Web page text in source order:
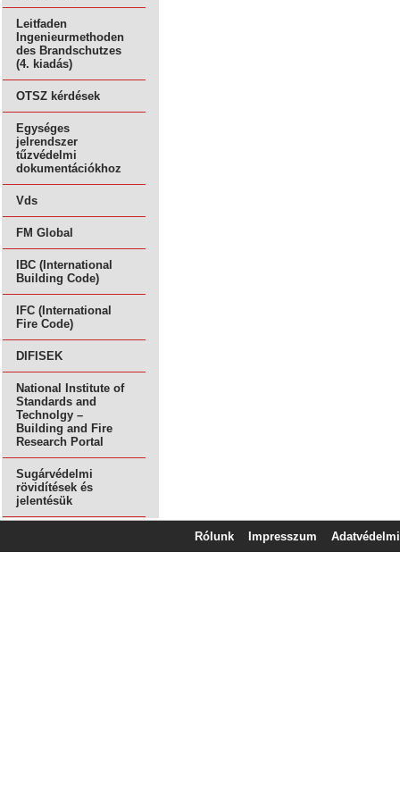
Leitfaden
Ingenieurmethoden
des Brandschutzes
(4. kiadás)
OTSZ kérdések
Egységes
jelrendszer
tűzvédelmi
dokumentációkhoz
Vds
FM Global
IBC (International
Building Code)
IFC (International
Fire Code)
DIFISEK
National Institute of
Standards and
Technolgy –
Building and Fire
Research Portal
Sugárvédelmi
rövidítések és
jelentésük
Rólunk Impresszum